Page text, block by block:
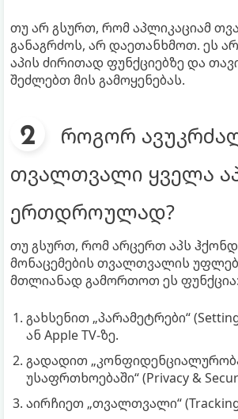
თუ არ გსურთ, რომ აპლიკაციამ
განაგრძოს, არ დაეთანხმოთ. ეს
აპის ძირითად ფუნქციებზე და
შეძლებთ მის გამოყენებას.
როგორ
თვალთვალი ყველა
ერთდროულად?
თუ გსურთ, რომ არცერთ აპს
მონაცემების თვალთვალის
მთლიანად გამორთოთ ეს ფუნქცია:
გახსენით „პარამეტრები“
ან Apple TV-ზე.
გადადით
უსაფრთხოებაში“ (Privacy &
აირჩიეთ „თვალთვალი“